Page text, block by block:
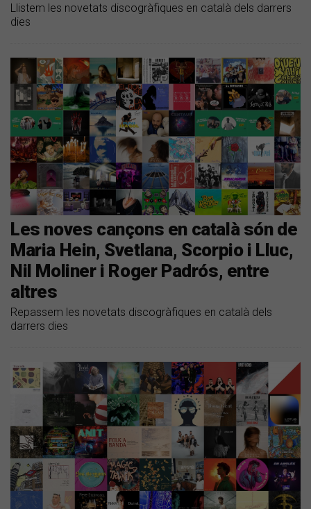
Llistem les novetats discogràfiques en català dels darrers
dies
Les noves cançons en català són de
Maria Hein, Svetlana, Scorpio i Lluc,
Nil Moliner i Roger Padrós, entre
altres
Repassem les novetats discogràfiques en català dels
darrers dies